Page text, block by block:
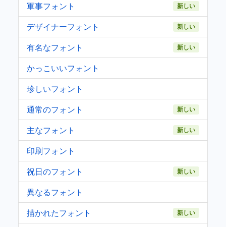
軍事フォント 新しい
デザイナーフォント 新しい
有名なフォント 新しい
かっこいいフォント
珍しいフォント
通常のフォント
新しい
主なフォント 新しい
印刷フォント
祝日のフォント
新しい
異なるフォント
描かれたフォント
新しい